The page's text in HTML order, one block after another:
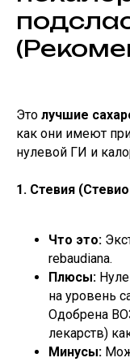
Это лучшие
как они имеют
нулевой ГИ и
1. Стевия
Что это:
rebaudiana.
Плюсы:
на уровень
Одобрена
лекарств)
Минусы: